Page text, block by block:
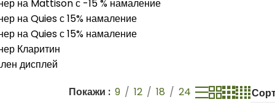
Покажи 9 12 18 24